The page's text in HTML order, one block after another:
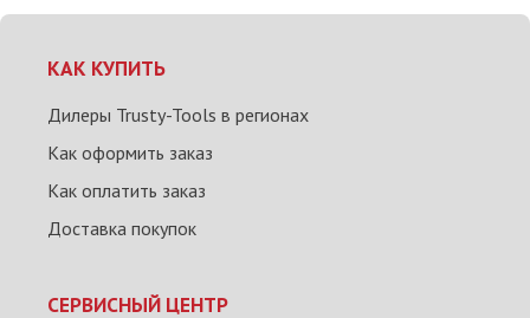
КАК КУПИТЬ
Дилеры Trusty-Tools в регионах
Как оформить заказ
Как оплатить заказ
Доставка покупок
СЕРВИСНЫЙ ЦЕНТР